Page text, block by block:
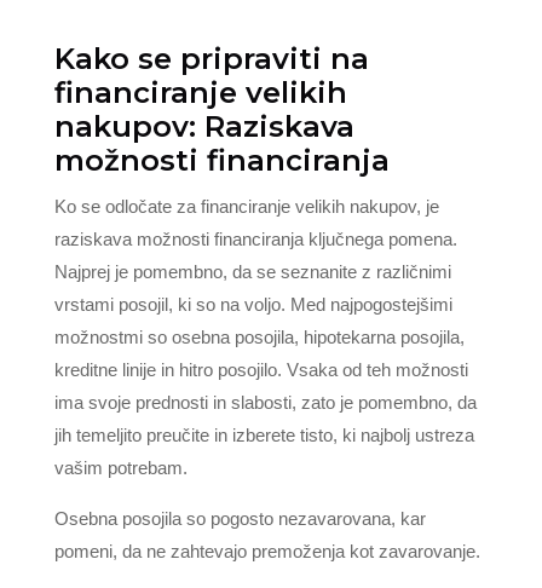
Kako se pripraviti na
financiranje velikih
nakupov: Raziskava
možnosti financiranja
Ko se odločate za financiranje velikih nakupov, je
raziskava možnosti financiranja ključnega pomena.
Najprej je pomembno, da se seznanite z različnimi
vrstami posojil, ki so na voljo. Med najpogostejšimi
možnostmi so osebna posojila, hipotekarna posojila,
kreditne linije in hitro posojilo. Vsaka od teh možnosti
ima svoje prednosti in slabosti, zato je pomembno, da
jih temeljito preučite in izberete tisto, ki najbolj ustreza
vašim potrebam.
Osebna posojila so pogosto nezavarovana, kar
pomeni, da ne zahtevajo premoženja kot zavarovanje.